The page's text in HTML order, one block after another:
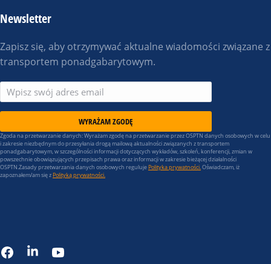
Newsletter
Zapisz się, aby otrzymywać aktualne wiadomości związane z
transportem ponadgabarytowym.
WYRAŻAM ZGODĘ
Zgoda na przetwarzanie danych: Wyrażam zgodę na przetwarzanie przez OSPTN danych osobowych w celu
i zakresie niezbędnym do przesyłania drogą mailową aktualności związanych z transportem
ponadgabarytowym, w szczególności informacji dotyczących wykładów, szkoleń, konferencji, zmian w
powszechnie obowiązujących przepisach prawa oraz informacji w zakresie bieżącej działalności
OSPTN.Zasady przetwarzania danych osobowych regulujePolityka prywatności.Oświadczam, iż
zapoznałem/am się zPolityką prywatności.